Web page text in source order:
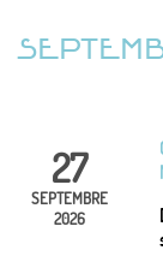
27
SEPTEMBRE
2026